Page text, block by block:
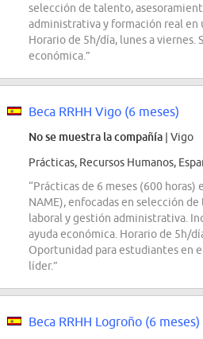
selección de talento,
administrativa y formación real en
Horario de 5h/día, lunes a viernes.
económica.”
Beca RRHH Vigo (6 meses)
No se muestra la compañía | Vigo
Prácticas, Recursos Humanos,
“Prácticas de 6 meses (600 horas)
NAME), enfocadas en selección
laboral y gestión administrativa.
ayuda económica. Horario de 5h/
Oportunidad para estudiantes en
líder.”
Beca RRHH Logroño (6 meses)